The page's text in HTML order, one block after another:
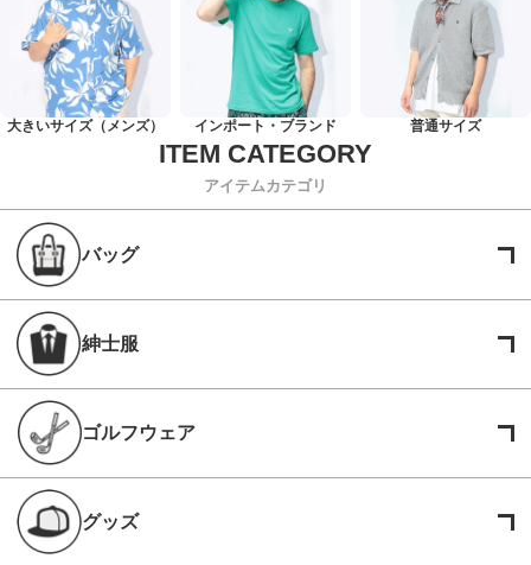
大きいサイズ（メンズ） インポート・ブランド 普通サイズ
アイテムカテゴリ
バッグ
紳士服
ゴルフウェア
グッズ